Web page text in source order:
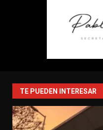
TE PUEDEN INTERESAR